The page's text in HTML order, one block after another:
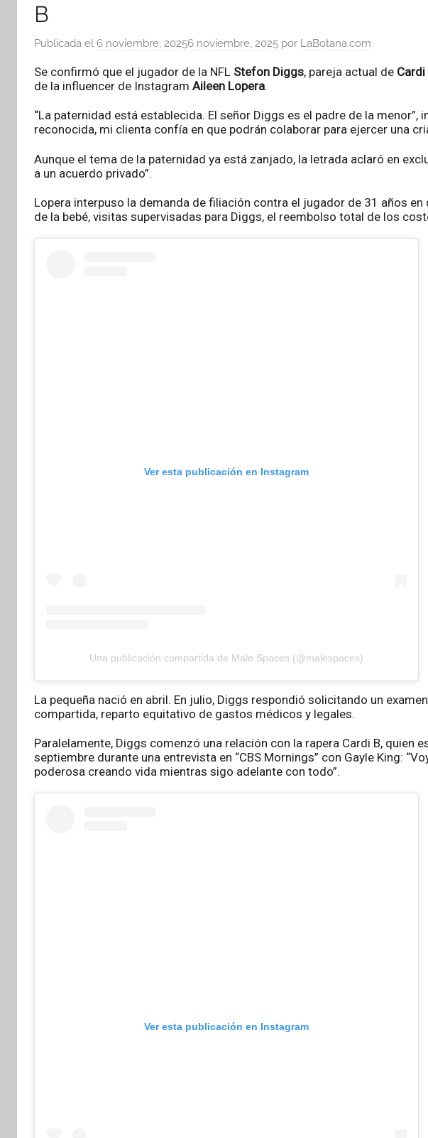
B
Publicada el 6 noviembre, 20256 noviembre, 2025 por LaBotana.com
Se confirmó que el jugador de la NFL Stefon Diggs, pareja actual de Cardi
de la influencer de Instagram Aileen Lopera.
“La paternidad está establecida. El señor Diggs es el padre de la
reconocida, mi clienta confía en que podrán colaborar para ejercer una
Aunque el tema de la paternidad ya está zanjado, la letrada aclaró en
a un acuerdo privado”.
Lopera interpuso la demanda de filiación contra el jugador de 31 años
de la bebé, visitas supervisadas para Diggs, el reembolso total de los
Ver esta publicación en Instagram
Una publicación compartida de Male Spaces (@malespaces)
La pequeña nació en abril. En julio, Diggs respondió solicitando un
compartida, reparto equitativo de gastos médicos y legales.
Paralelamente, Diggs comenzó una relación con la rapera Cardi B, quien
septiembre durante una entrevista en “CBS Mornings” con Gayle King:
poderosa creando vida mientras sigo adelante con todo”.
Ver esta publicación en Instagram